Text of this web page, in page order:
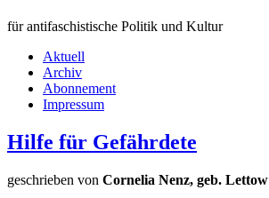
für antifaschistische Politik und Kultur
Aktuell
Archiv
Abonnement
Impressum
Hilfe für Gefährdete
geschrieben von Cornelia Nenz, geb. Lettow